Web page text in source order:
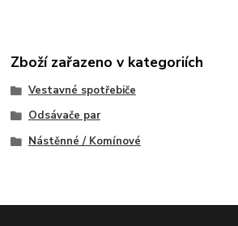
Zboží zařazeno v kategoriích
Vestavné spotřebiče
Odsávače par
Nástěnné / Komínové